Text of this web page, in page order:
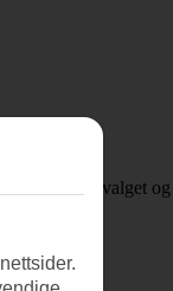
utvalget